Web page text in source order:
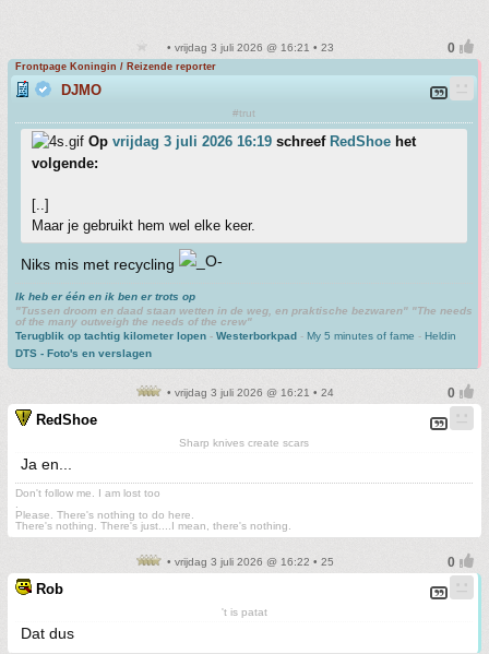
• vrijdag 3 juli 2026 @ 16:21 • 23
Frontpage Koningin / Reizende reporter
DJMO
#trut
Op vrijdag 3 juli 2026 16:19 schreef RedShoe het
volgende:
[..]
Maar je gebruikt hem wel elke keer.
Niks mis met recycling
Ik heb er één en ik ben er trots op
"Tussen droom en daad staan wetten in de weg, en praktische bezwaren" "The needs
of the many outweigh the needs of the crew"
Terugblik op tachtig kilometer lopen - Westerborkpad - My 5 minutes of fame - Heldin
DTS - Foto's en verslagen
• vrijdag 3 juli 2026 @ 16:21 • 24
RedShoe
Sharp knives create scars
Ja en...
Don't follow me. I am lost too
Please. There's nothing to do here.
There's nothing. There's just....I mean, there's nothing.
• vrijdag 3 juli 2026 @ 16:22 • 25
Rob
't is patat
Dat dus